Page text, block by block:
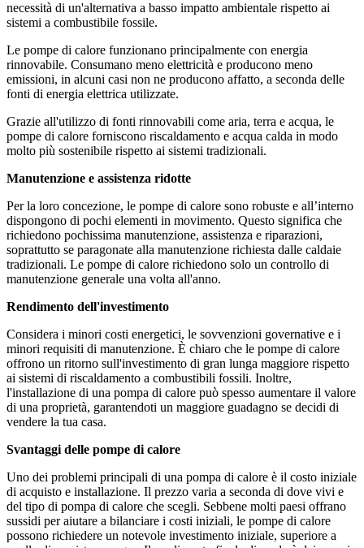
necessità di un'alternativa a basso impatto ambientale rispetto ai
sistemi a combustibile fossile.
Le pompe di calore funzionano principalmente con energia
rinnovabile. Consumano meno elettricità e producono meno
emissioni, in alcuni casi non ne producono affatto, a seconda delle
fonti di energia elettrica utilizzate.
Grazie all'utilizzo di fonti rinnovabili come aria, terra e acqua, le
pompe di calore forniscono riscaldamento e acqua calda in modo
molto più sostenibile rispetto ai sistemi tradizionali.
Manutenzione e assistenza ridotte
Per la loro concezione, le pompe di calore sono robuste e all’interno
dispongono di pochi elementi in movimento. Questo significa che
richiedono pochissima manutenzione, assistenza e riparazioni,
soprattutto se paragonate alla manutenzione richiesta dalle caldaie
tradizionali. Le pompe di calore richiedono solo un controllo di
manutenzione generale una volta all'anno.
Rendimento dell'investimento
Considera i minori costi energetici, le sovvenzioni governative e i
minori requisiti di manutenzione. È chiaro che le pompe di calore
offrono un ritorno sull'investimento di gran lunga maggiore rispetto
ai sistemi di riscaldamento a combustibili fossili. Inoltre,
l'installazione di una pompa di calore può spesso aumentare il valore
di una proprietà, garantendoti un maggiore guadagno se decidi di
vendere la tua casa.
Svantaggi delle pompe di calore
Uno dei problemi principali di una pompa di calore è il costo iniziale
di acquisto e installazione. Il prezzo varia a seconda di dove vivi e
del tipo di pompa di calore che scegli. Sebbene molti paesi offrano
sussidi per aiutare a bilanciare i costi iniziali, le pompe di calore
possono richiedere un notevole investimento iniziale, superiore a